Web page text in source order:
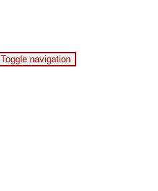
Toggle navigation